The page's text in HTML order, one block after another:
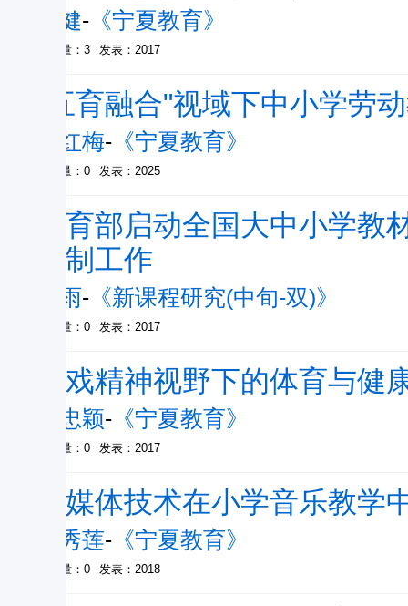
杨健- 《宁夏教育》
被引量：3 发表：2017
"五育融合"视域下中小学劳
王红梅- 《宁夏教育》
被引量：0 发表：2025
教育部启动全国大中小学
研制工作
化雨- 《新课程研究(中旬-双)》
被引量：0 发表：2017
游戏精神视野下的体育与健
马忠颖- 《宁夏教育》
被引量：0 发表：2017
多媒体技术在小学音乐教学
王秀莲- 《宁夏教育》
被引量：0 发表：2018